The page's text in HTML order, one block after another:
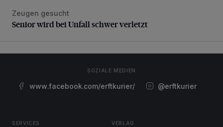
Senior wird bei Unfall schwer verletzt
Zeugen gesucht
Senior wird bei Unfall schwer verletzt
SOZIALE MEDIEN
www.facebook.com/erftkurier/ @erftkurier
SERVICES VERLAG